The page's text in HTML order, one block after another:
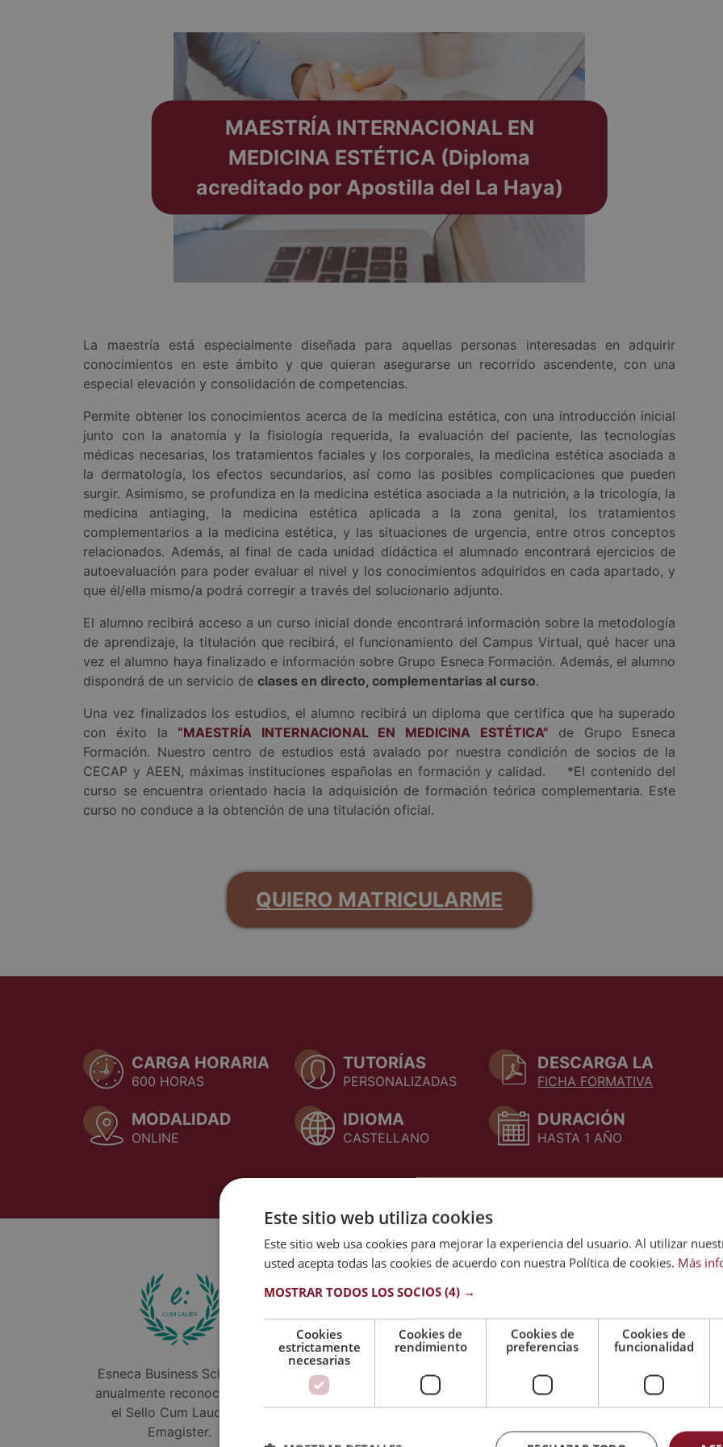
MAESTRÍA INTERNACIONAL EN
MEDICINA ESTÉTICA (Diploma
acreditado por Apostilla del La Haya)
La maestría está especialmente diseñada para aquellas personas interesadas en adquirir
conocimientos en este ámbito y que quieran asegurarse un recorrido ascendente, con una
especial elevación y consolidación de competencias.
Permite obtener los conocimientos acerca de la medicina estética, con una introducción inicial
junto con la anatomía y la fisiología requerida, la evaluación del paciente, las tecnologías
médicas necesarias, los tratamientos faciales y los corporales, la medicina estética asociada a
la dermatología, los efectos secundarios, así como las posibles complicaciones que pueden
surgir. Asimismo, se profundiza en la medicina estética asociada a la nutrición, a la tricología, la
medicina antiaging, la medicina estética aplicada a la zona genital, los tratamientos
complementarios a la medicina estética, y las situaciones de urgencia, entre otros conceptos
relacionados. Además, al final de cada unidad didáctica el alumnado encontrará ejercicios de
autoevaluación para poder evaluar el nivel y los conocimientos adquiridos en cada apartado, y
que él/ella mismo/a podrá corregir a través del solucionario adjunto.
El alumno recibirá acceso a un curso inicial donde encontrará información sobre la metodología
de aprendizaje, la titulación que recibirá, el funcionamiento del Campus Virtual, qué hacer una
vez el alumno haya finalizado e información sobre Grupo Esneca Formación. Además, el alumno
dispondrá de un servicio declases en directo, complementarias al curso.
Una vez finalizados los estudios, el alumno recibirá un diploma que certifica que ha superado
con éxito la “MAESTRÍA INTERNACIONAL EN MEDICINA ESTÉTICA” de Grupo Esneca
Formación. Nuestro centro de estudios está avalado por nuestra condición de socios de la
CECAP y AEEN, máximas instituciones españolas en formación y calidad. *El contenido del
curso se encuentra orientado hacia la adquisición de formación teórica complementaria. Este
curso no conduce a la obtención de una titulación oficial.
QUIERO MATRICULARME
CARGA HORARIA
600 HORAS
TUTORÍAS
PERSONALIZADAS
DESCARGA LA
FICHA FORMATIVA
MODALIDAD
ONLINE
IDIOMA
CASTELLANO
DURACIÓN
HASTA 1 AÑO
Esneca Business School es
anualmente reconocida con
el Sello Cum Laude de
Emagister.
Formamos parte de la
AEEN, constituida por las
mejores Escuelas de
Estamos asociados a la
CECAP, una de las
instituciones más
representativas en el sector
Este sitio web utiliza cookies
Este sitio web usa cookies para mejorar la experiencia del usuario. Al utilizar
usted acepta todas las cookies de acuerdo con nuestra Política de cookies. Más
MOSTRAR TODOS LOS SOCIOS (4) →
Cookies
estrictamente
necesarias
Cookies de
rendimiento
Cookies de
preferencias
Cookies de
funcionalidad